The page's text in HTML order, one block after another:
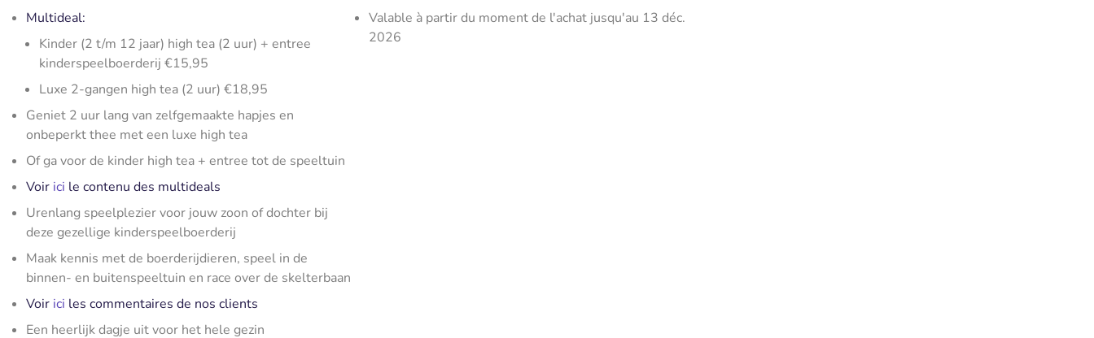
Multideal:
Kinder (2 t/m 12 jaar) high tea (2 uur) + entree
kinderspeelboerderij €15,95
Luxe 2-gangen high tea (2 uur) €18,95
Geniet 2 uur lang van zelfgemaakte hapjes en
onbeperkt thee met een luxe high tea
Of ga voor de kinder high tea + entree tot de speeltuin
Voir ici le contenu des multideals
Urenlang speelplezier voor jouw zoon of dochter bij
deze gezellige kinderspeelboerderij
Maak kennis met de boerderijdieren, speel in de
binnen- en buitenspeeltuin en race over de skelterbaan
Voir ici les commentaires de nos clients
Een heerlijk dagje uit voor het hele gezin
Valable à partir du moment de l'achat jusqu'au 13 déc.
2026